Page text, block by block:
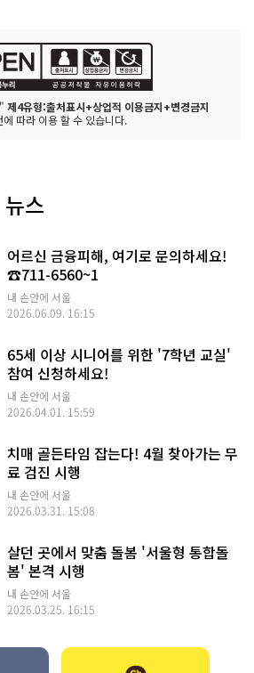
제4유형:출처표시+상업적 이용금지+변경금지
에 따라 이용 할 수 있습니다.
스
어르신 금융피해, 여기로 문의하세요!
☎711-6560~1
내 손안에 서울
2026.06.09. 16:15
65세 이상 시니어를 위한 '7학년 교실'
참여 신청하세요!
내 손안에 서울
2026.04.01. 15:59
치매 골든타임 잡는다! 4월 찾아가는 무
료 검진 시행
내 손안에 서울
2026.03.31. 15:08
살던 곳에서 맞춤 돌봄 '서울형 통합돌
봄' 본격 시행
내 손안에 서울
2026.03.25. 16:15